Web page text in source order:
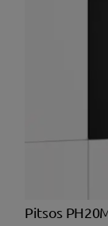
Pitsos